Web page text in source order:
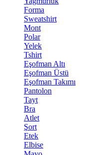
Forma
Sweatshirt
Mont
Polar
Yelek
Tshirt
Eşofman Altı
Eşofman Üstü
Eşofman Takımı
Pantolon
Tayt
Bra
Atlet
Şort
Etek
Elbise